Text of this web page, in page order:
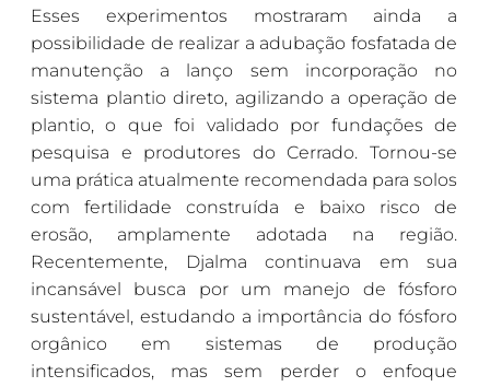
Esses experimentos mostraram ainda a
possibilidade de realizar a adubação fosfatada de
manutenção a lanço sem incorporação no
sistema plantio direto, agilizando a operação de
plantio, o que foi validado por fundações de
pesquisa e produtores do Cerrado. Tornou-se
uma prática atualmente recomendada para solos
com fertilidade construída e baixo risco de
erosão, amplamente adotada na região.
Recentemente, Djalma continuava em sua
incansável busca por um manejo de fósforo
sustentável, estudando a importância do fósforo
orgânico em sistemas de produção
intensificados, mas sem perder o enfoque